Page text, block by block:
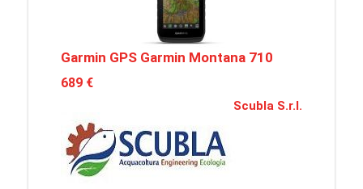
Garmin GPS Garmin Montana 710
689 €
Scubla S.r.l.